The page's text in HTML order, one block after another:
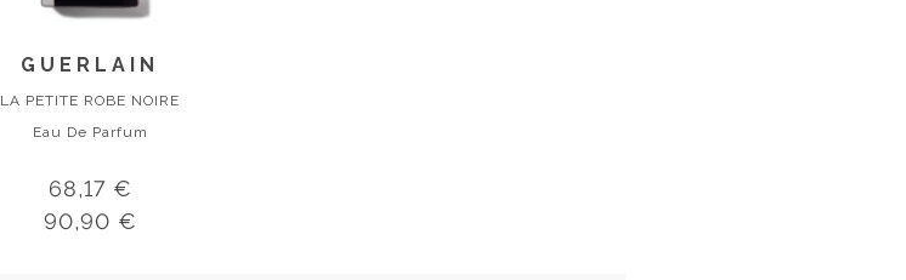
GUERLAIN
LA PETITE ROBE NOIRE
Eau De Parfum
68,17 €
90,90 €